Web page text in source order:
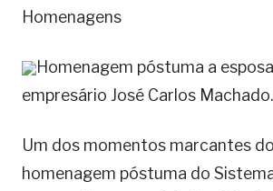
Homenagens
Homenagem póstuma a
empresário José Carlos Machado.
Um dos momentos marcantes
homenagem póstuma do